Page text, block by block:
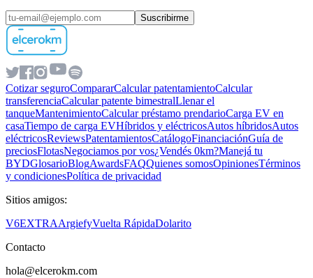
Suscribirme
Cotizar seguroCompararCalcular patentamientoCalcular
transferenciaCalcular patente bimestralLlenar el
tanqueMantenimientoCalcular préstamo prendarioCarga EV en
casaTiempo de carga EVHíbridos y eléctricosAutos híbridosAutos
eléctricosReviewsPatentamientosCatálogoFinanciaciónGuía de
preciosFlotasNegociamos por vos¿Vendés 0km?Manejá tu
BYDGlosarioBlogAwardsFAQQuienes somosOpinionesTérminos
y condicionesPolítica de privacidad
Sitios amigos:
V6EXTRAArgiefyVuelta RápidaDolarito
Contacto
hola@elcerokm.com